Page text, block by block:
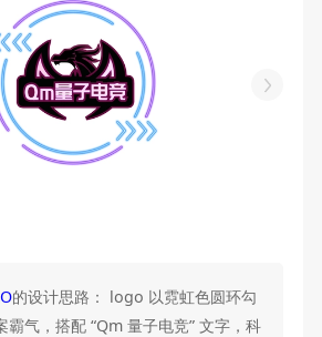
的设计思路： logo 以霓虹色圆环勾
霸气，搭配 “Qm 量子电竞” 文字，科